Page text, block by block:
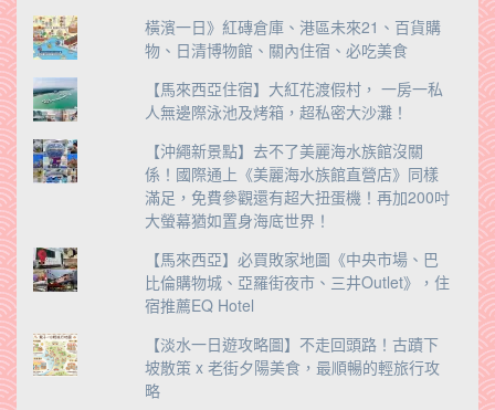
橫濱一日》紅磚倉庫、港區未來21、百貨購
物、日清博物館、關內住宿、必吃美食
【馬來西亞住宿】大紅花渡假村， 一房一私
人無邊際泳池及烤箱，超私密大沙灘！
【沖繩新景點】去不了美麗海水族館沒關
係！國際通上《美麗海水族館直營店》同樣
滿足，免費參觀還有超大扭蛋機！再加200吋
大螢幕猶如置身海底世界！
【馬來西亞】必買敗家地圖《中央市場、巴
比倫購物城、亞羅街夜市、三井Outlet》，住
宿推薦EQ Hotel
【淡水一日遊攻略圖】不走回頭路！古蹟下
坡散策 x 老街夕陽美食，最順暢的輕旅行攻
略